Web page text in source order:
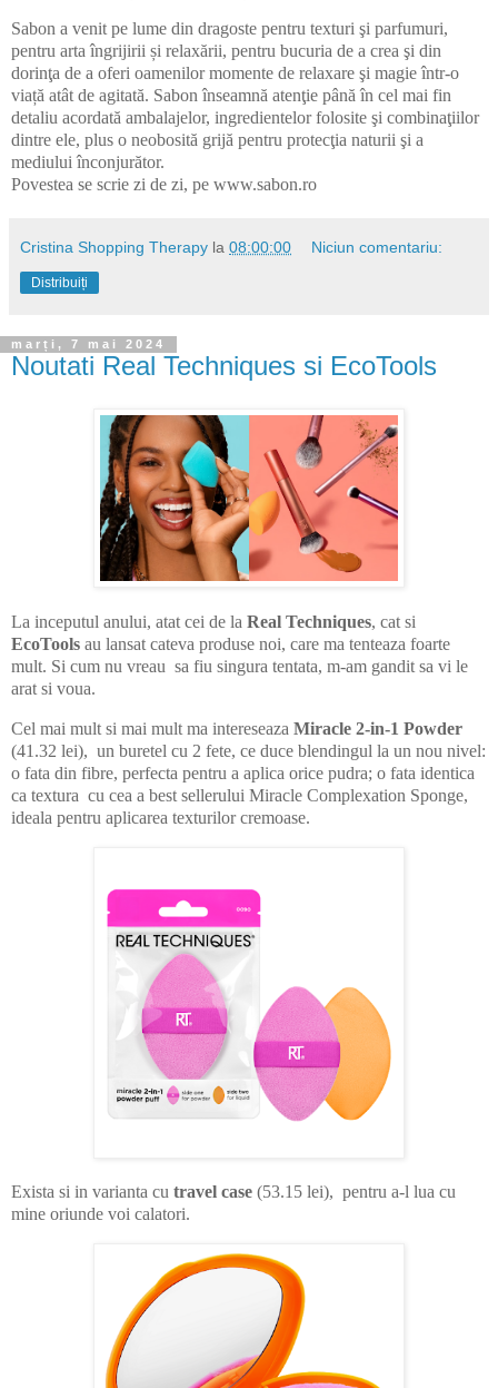
Sabon a venit pe lume din dragoste pentru texturi şi parfumuri,
pentru arta îngrijirii și relaxării, pentru bucuria de a crea şi din
dorinţa de a oferi oamenilor momente de relaxare şi magie într-o
viață atât de agitată. Sabon înseamnă atenţie până în cel mai fin
detaliu acordată ambalajelor, ingredientelor folosite şi combinaţiilor
dintre ele, plus o neobosită grijă pentru protecţia naturii şi a
mediului înconjurător.
Povestea se scrie zi de zi, pe www.sabon.ro
Cristina Shopping Therapy la 08:00:00 Niciun comentariu:
Distribuiți
marți, 7 mai 2024
Noutati Real Techniques si EcoTools
La inceputul anului, atat cei de la Real Techniques, cat si
EcoTools au lansat cateva produse noi, care ma tenteaza foarte
mult. Si cum nu vreau sa fiu singura tentata, m-am gandit sa vi le
arat si voua.
Cel mai mult si mai mult ma intereseaza Miracle 2-in-1 Powder
(41.32 lei), un buretel cu 2 fete, ce duce blendingul la un nou nivel:
o fata din fibre, perfecta pentru a aplica orice pudra; o fata identica
ca textura cu cea a best sellerului Miracle Complexation Sponge,
ideala pentru aplicarea texturilor cremoase.
Exista si in varianta cu travel case (53.15 lei), pentru a-l lua cu
mine oriunde voi calatori.